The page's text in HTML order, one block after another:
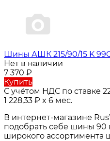
Шины АШК 215/90/15 K
Нет в наличии
7 370 ₽
Купить
С учётом НДС по ставке
1 228,33 ₽ x 6 мес.
В интернет-магазине
подобрать себе шины 90
широкого ассортимента